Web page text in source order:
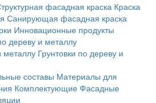
фасадная краска Краска
Санирующая фасадная краска
Инновационные продукты
дереву и металлу
металлу Грунтовки по дереву и
составы Материалы для
Комплектующие Фасадные